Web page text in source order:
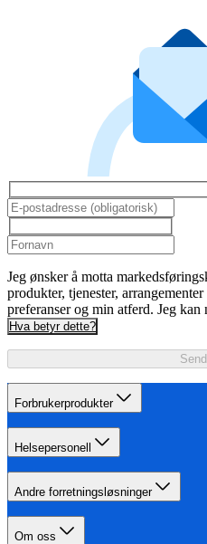
Jeg ønsker å motta
produkter, tjenester,
preferanser og min atferd. Jeg kan
Hva betyr dette?
Forbrukerprodukter
Helsepersonell
Andre forretningsløsninger
Om oss